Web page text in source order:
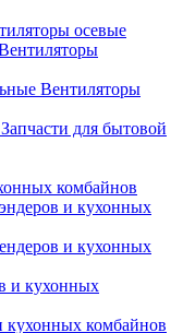
осевые
Вентиляторы
Запчасти для бытовой
комбайнов
и кухонных
и кухонных
и кухонных
кухонных комбайнов